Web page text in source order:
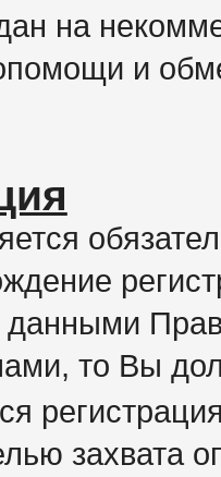
на
и
данными
то Вы
захвата